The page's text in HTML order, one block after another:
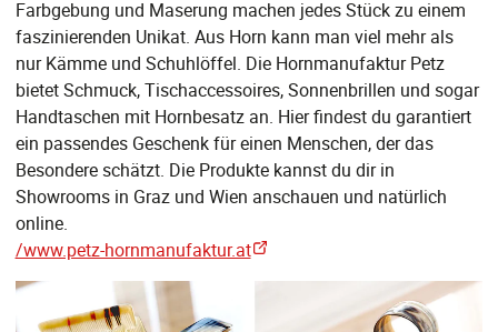
Farbgebung und Maserung machen jedes Stück zu einem
faszinierenden Unikat. Aus Horn kann man viel mehr als
nur Kämme und Schuhlöffel. Die Hornmanufaktur Petz
bietet Schmuck, Tischaccessoires, Sonnenbrillen und sogar
Handtaschen mit Hornbesatz an. Hier findest du garantiert
ein passendes Geschenk für einen Menschen, der das
Besondere schätzt. Die Produkte kannst du dir in
Showrooms in Graz und Wien anschauen und natürlich
online.
/www.petz-hornmanufaktur.at